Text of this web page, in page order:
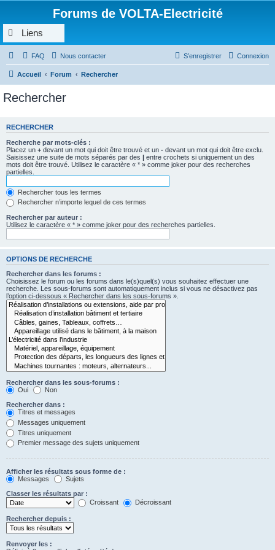
Forums de VOLTA-Electricité
Liens
FAQ Nous contacter Connexion
S’enregistrer
Accueil Forum Rechercher
Rechercher
RECHERCHER
Recherche par mots-clés :
Placez un + devant un mot qui doit être trouvé et un - devant un mot qui doit être exclu.
Saisissez une suite de mots séparés par des | entre crochets si uniquement un des
mots doit être trouvé. Utilisez le caractère « * » comme joker pour des recherches
partielles.
Rechercher tous les termes
Rechercher n’importe lequel de ces termes
Rechercher par auteur :
Utilisez le caractère « * » comme joker pour des recherches partielles.
OPTIONS DE RECHERCHE
Rechercher dans les forums :
Choisissez le forum ou les forums dans le(s)quel(s) vous souhaitez effectuer une
recherche. Les sous-forums sont automatiquement inclus si vous ne désactivez pas
l’option ci-dessous « Rechercher dans les sous-forums ».
Rechercher dans les sous-forums :
Oui
Non
Rechercher dans :
Titres et messages
Messages uniquement
Titres uniquement
Premier message des sujets uniquement
Afficher les résultats sous forme de :
Messages
Sujets
Classer les résultats par :
Croissant
Décroissant
Rechercher depuis :
Renvoyer les :